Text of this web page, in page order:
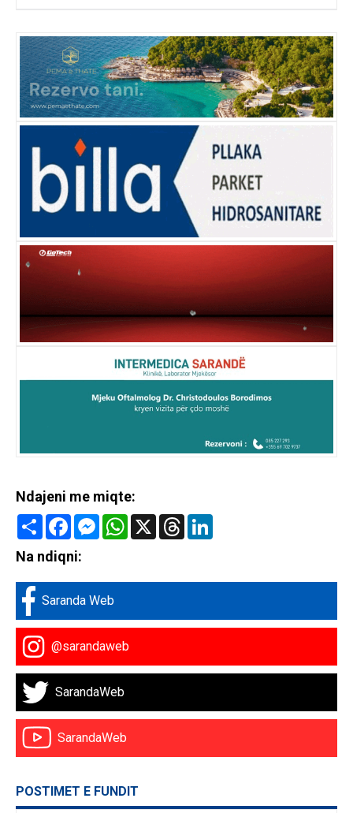
Ndajeni me miqte:
Share FacebookMessenger
WhatsApp
X Threads
Na ndiqni:
Saranda Web
@sarandaweb
SarandaWeb
SarandaWeb
POSTIMET E FUNDIT